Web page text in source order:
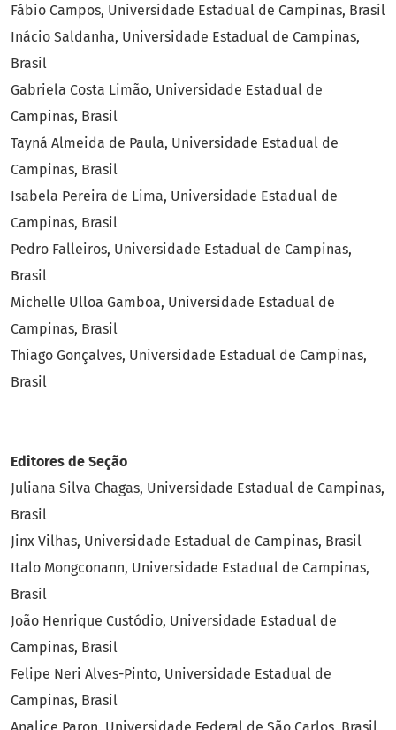
Fábio Campos, Universidade Estadual de Campinas, Brasil
Inácio Saldanha, Universidade Estadual de Campinas,
Brasil
Gabriela Costa Limão, Universidade Estadual de
Campinas, Brasil
Tayná Almeida de Paula, Universidade Estadual de
Campinas, Brasil
Isabela Pereira de Lima, Universidade Estadual de
Campinas, Brasil
Pedro Falleiros, Universidade Estadual de Campinas,
Brasil
Michelle Ulloa Gamboa, Universidade Estadual de
Campinas, Brasil
Thiago Gonçalves, Universidade Estadual de Campinas,
Brasil
Editores de Seção
Juliana Silva Chagas, Universidade Estadual de Campinas,
Brasil
Jinx Vilhas, Universidade Estadual de Campinas, Brasil
Italo Mongconann, Universidade Estadual de Campinas,
Brasil
João Henrique Custódio, Universidade Estadual de
Campinas, Brasil
Felipe Neri Alves-Pinto, Universidade Estadual de
Campinas, Brasil